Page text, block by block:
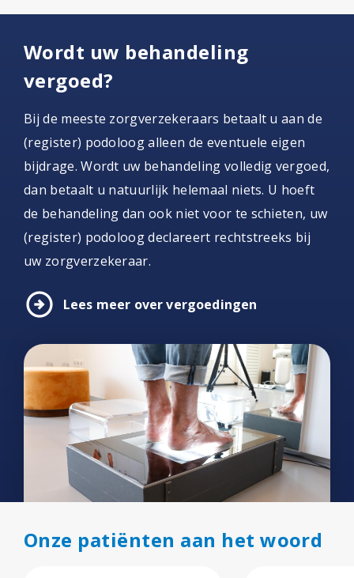
Wordt uw behandeling
vergoed?
Bij de meeste zorgverzekeraars betaalt u aan de
(register) podoloog alleen de eventuele eigen
bijdrage. Wordt uw behandeling volledig vergoed,
dan betaalt u natuurlijk helemaal niets. U hoeft
de behandeling dan ook niet voor te schieten, uw
(register) podoloog declareert rechtstreeks bij
uw zorgverzekeraar.
arrow_circle_right Lees meer over vergoedingen
Onze patiënten aan het woord